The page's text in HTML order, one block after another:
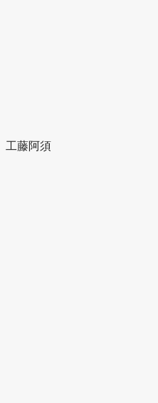
工藤阿須